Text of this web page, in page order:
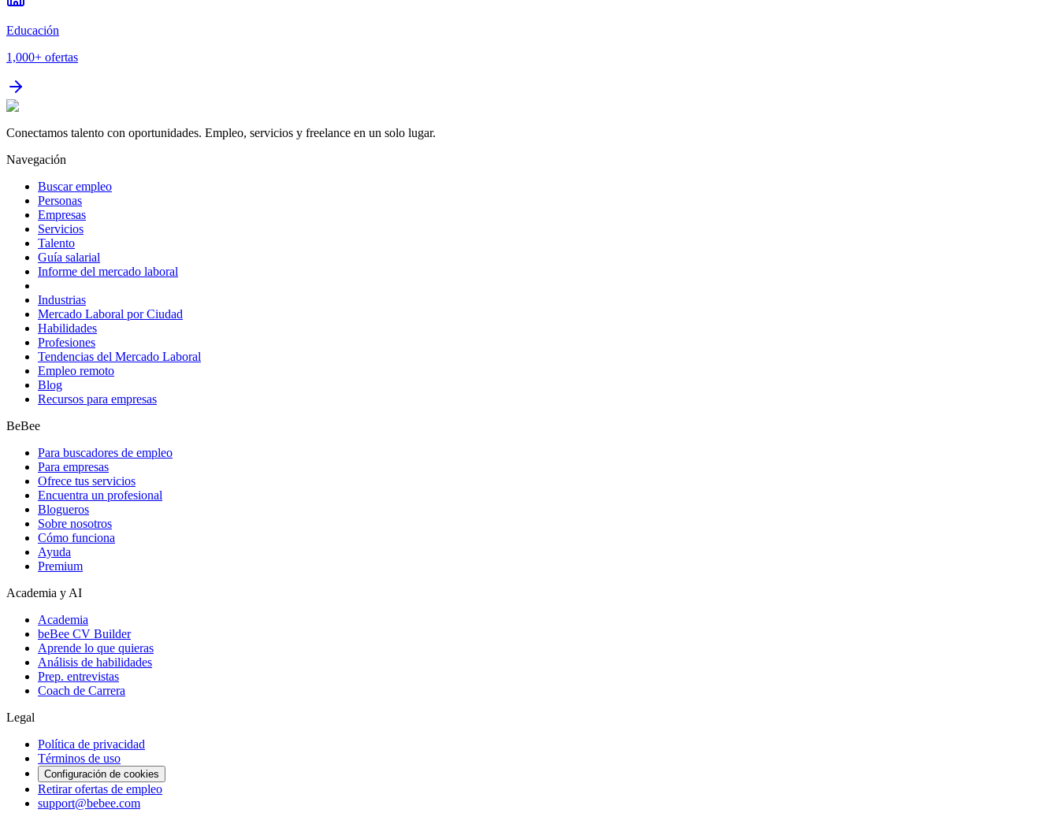
Educación
1,000+ ofertas
Conectamos talento con oportunidades. Empleo, servicios y freelance en un solo lugar.
Navegación
Buscar empleo
Personas
Empresas
Servicios
Talento
Guía salarial
Informe del mercado laboral
Industrias
Mercado Laboral por Ciudad
Habilidades
Profesiones
Tendencias del Mercado Laboral
Empleo remoto
Blog
Recursos para empresas
BeBee
Para buscadores de empleo
Para empresas
Ofrece tus servicios
Encuentra un profesional
Blogueros
Sobre nosotros
Cómo funciona
Ayuda
Premium
Academia y AI
Academia
beBee CV Builder
Aprende lo que quieras
Análisis de habilidades
Prep. entrevistas
Coach de Carrera
Legal
Política de privacidad
Términos de uso
Configuración de cookies
Retirar ofertas de empleo
support@bebee.com